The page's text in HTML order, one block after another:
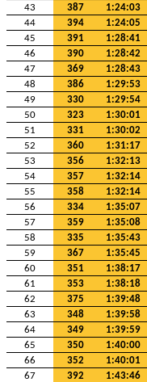
43
387 1:24:03
44
394 1:24:05
45
391 1:28:41
46
390 1:28:42
47
369 1:28:43
48
386 1:29:53
49
330 1:29:54
50
323 1:30:01
51
331 1:30:02
52
360 1:31:17
53
356 1:32:13
54
357 1:32:14
55
358 1:32:14
56
334 1:35:07
57
359 1:35:08
58
335 1:35:43
59
367 1:35:45
60
351 1:38:17
61
353 1:38:18
62
375 1:39:48
63
348 1:39:58
64
349 1:39:59
65
350 1:40:00
66
352 1:40:01
67
392 1:43:46